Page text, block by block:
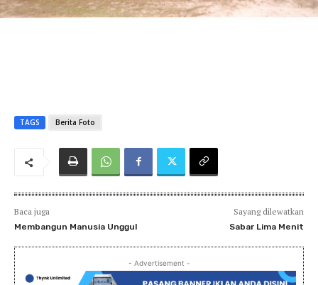
TAGS Berita Foto
Baca juga
Membangun Manusia Unggul
Sayang dilewatkan
Sabar Lima Menit
- Advertisement -